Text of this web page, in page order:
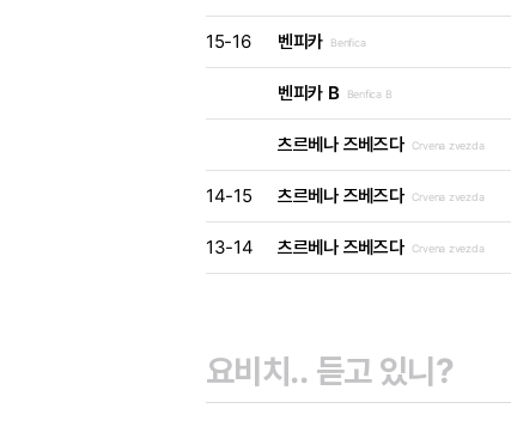
15-16 벤피카 Benfica
벤피카 B Benfica B
츠르베나 즈베즈다 Crvena zvezda
14-15 츠르베나 즈베즈다 Crvena zvezda
13-14 츠르베나 즈베즈다 Crvena zvezda